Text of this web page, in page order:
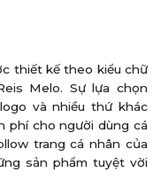
thiết kế theo kiểu chữ
Melo. Sự lựa chọn
và nhiều thứ khác
phí cho người dùng cá
trang cá nhân của
sản phẩm tuyệt vời